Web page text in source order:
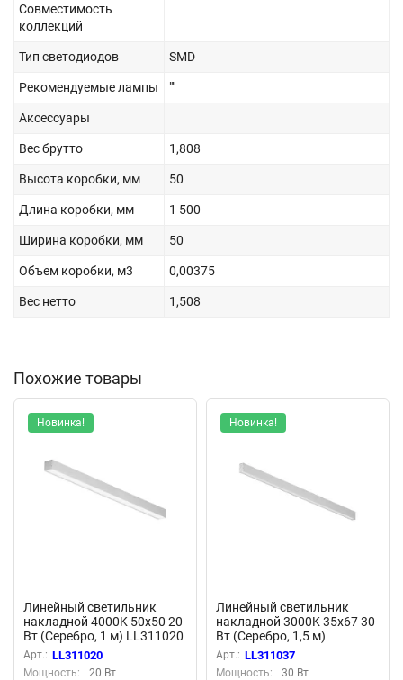
Совместимость
коллекций
Тип светодиодов SMD
Рекомендуемые лампы ""
Аксессуары
Вес брутто 1,808
Высота коробки, мм 50
Длина коробки, мм 1 500
Ширина коробки, мм 50
Объем коробки, м3 0,00375
Вес нетто 1,508
Похожие товары
Новинка!
Линейный светильник
накладной 4000K 50x50 20
Вт (Серебро, 1 м) LL311020
(Серебро) LL311020
Арт.: LL311020
Мощность:
20 Вт
Новинка!
Линейный светильник
накладной 3000K 35x67 30
Вт (Серебро, 1,5 м)
LL311037 (Серебро)
LL311037
Арт.: LL311037
Мощность:
30 Вт